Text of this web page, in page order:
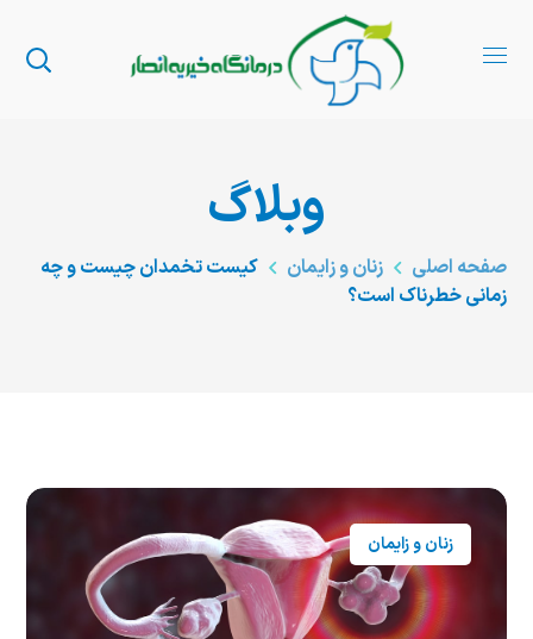
وبلاگ
صفحه اصلی زنان و زایمان
کیست تخمدان چیست و چه
زمانی خطرناک است؟
زنان و زایمان